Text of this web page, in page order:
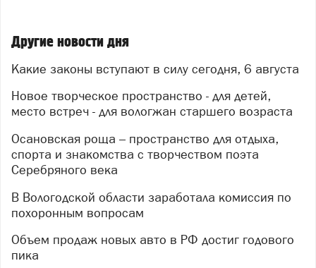
Другие новости дня
Какие законы вступают в силу сегодня, 6 августа
Новое творческое пространство - для детей,
место встреч - для вологжан старшего возраста
Осановская роща – пространство для отдыха,
спорта и знакомства с творчеством поэта
Серебряного века
В Вологодской области заработала комиссия по
похоронным вопросам
Объем продаж новых авто в РФ достиг годового
пика